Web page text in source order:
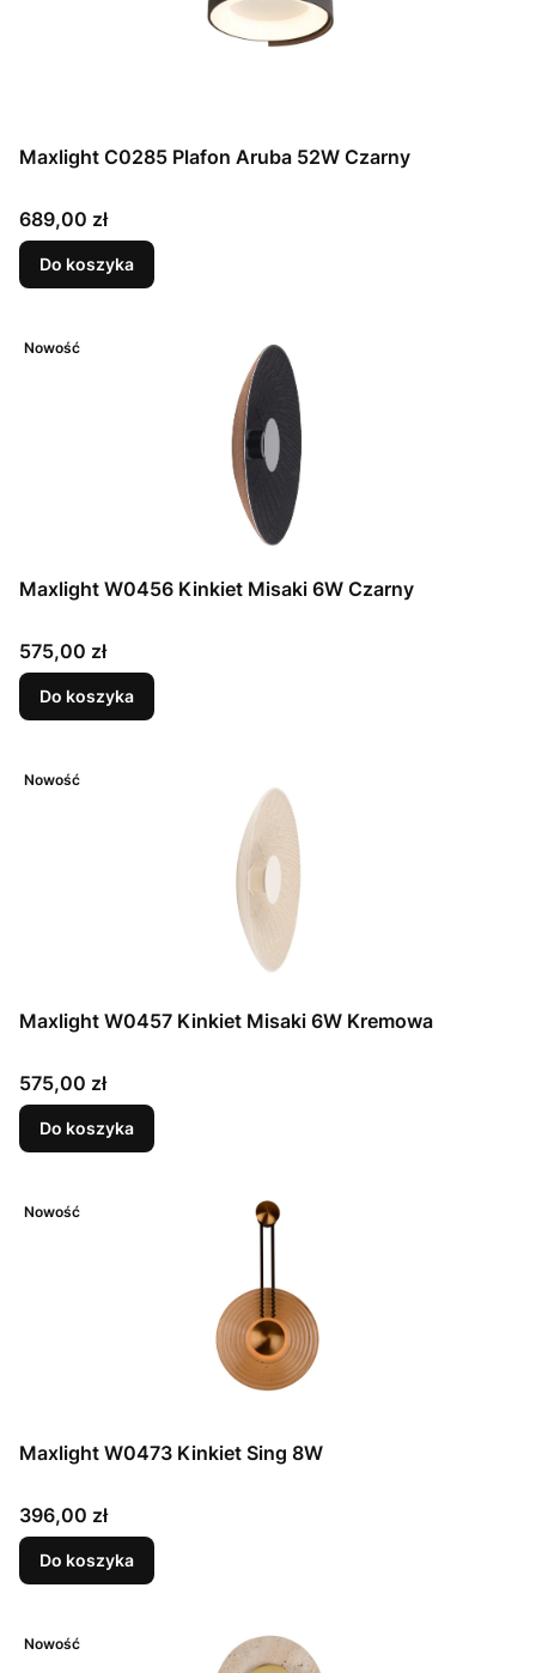
Maxlight C0285 Plafon Aruba 52W Czarny
Cena
689,00 zł
Do koszyka
Nowość
Maxlight W0456 Kinkiet Misaki 6W Czarny
Cena
575,00 zł
Do koszyka
Nowość
Maxlight W0457 Kinkiet Misaki 6W Kremowa
Cena
575,00 zł
Do koszyka
Nowość
Maxlight W0473 Kinkiet Sing 8W
Cena
396,00 zł
Do koszyka
Nowość